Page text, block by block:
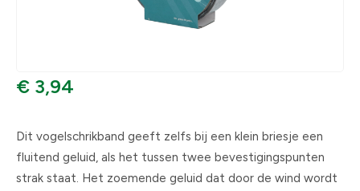
€ 3,94
Dit vogelschrikband geeft zelfs bij een klein briesje een
fluitend geluid, als het tussen twee bevestigingspunten
strak staat. Het zoemende geluid dat door de wind wordt